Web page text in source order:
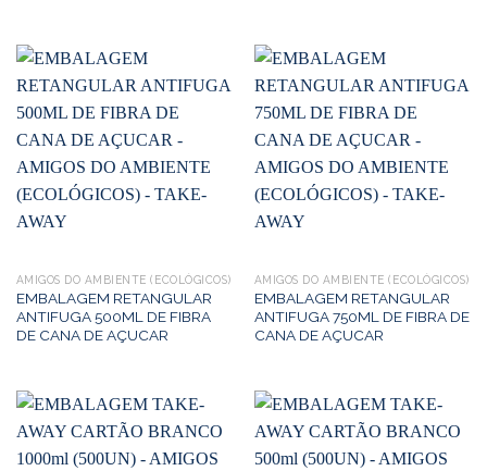
AMIGOS DO AMBIENTE (ECOLÓGICOS)
EMBALAGEM RETANGULAR
ANTIFUGA 500ML DE FIBRA
DE CANA DE AÇUCAR
AMIGOS DO AMBIENTE (ECOLÓGICOS)
EMBALAGEM RETANGULAR
ANTIFUGA 750ML DE FIBRA DE
CANA DE AÇUCAR